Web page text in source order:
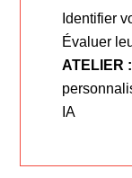
Identifier
Évaluer
ATELIER :
IA